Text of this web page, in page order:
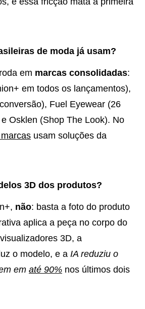
de moda já usam?
em marcas consolidadas:
em todos os lançamentos),
Fuel Eyewear (26
Osklen (Shop The Look). No
usam soluções da
3D dos produtos?
não: basta a foto do produto
aplica a peça no corpo do
3D, a
o modelo, e a IA reduziu o
em até 90% nos últimos dois